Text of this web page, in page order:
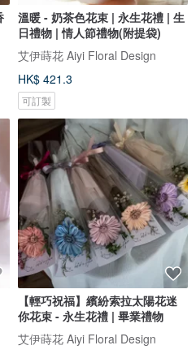
溫暖 - 奶茶色花束 | 永生花禮 | 生
日禮物 | 情人節禮物(附提袋)
艾伊蒔花 Aiyi Floral Design
HK$ 421.3
可訂製
【輕巧祝福】繽紛索拉太陽花迷
你花束 - 永生花禮 | 畢業禮物
艾伊蒔花 Aiyi Floral Design